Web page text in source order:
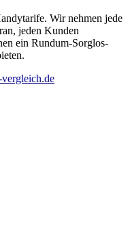
Wir nehmen jede
jeden Kunden
ein Rundum-Sorglos-